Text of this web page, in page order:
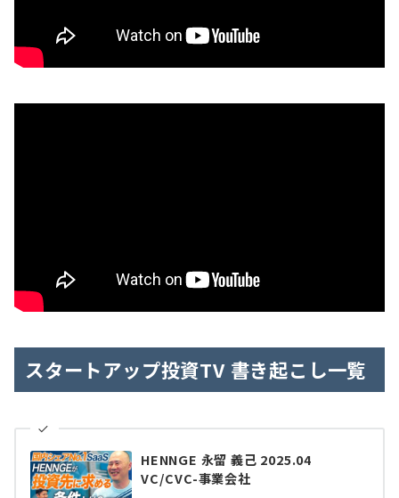
スタートアップ投資TV 書き起こし一覧
HENNGE 永留 義己 2025.04
VC/CVC-事業会社